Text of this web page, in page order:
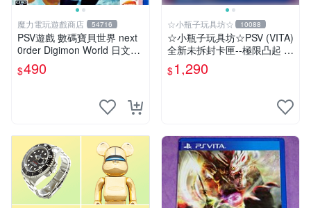
魔力電玩遊戲商店 54716
PSV遊戲 數碼寶貝世界 next
0rder Digimon World 日文日
版 【板橋魔力】
$490
☆小瓶子玩具坊☆ 10088
☆小瓶子玩具坊☆PSV (VITA)
全新未拆封卡匣--極限凸起 萌
萌水晶
$1,290